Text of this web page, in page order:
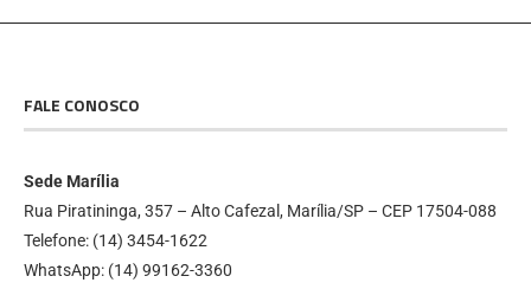
FALE CONOSCO
Sede Marília
Rua Piratininga, 357 – Alto Cafezal, Marília/SP – CEP 17504-088
Telefone: (14) 3454-1622
WhatsApp: (14) 99162-3360